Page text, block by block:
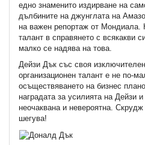
едно знаменито издирване на
дълбините на джунглата на
на важен репортаж от Мондиала.
талант в справянето с всякакви
малко се надява на това.
Дейзи Дък със своя
организационен талант е не по-
осъществяването на бизнес
наградата за усилията на Дейзи
неочаквана и невероятна.
шегува!